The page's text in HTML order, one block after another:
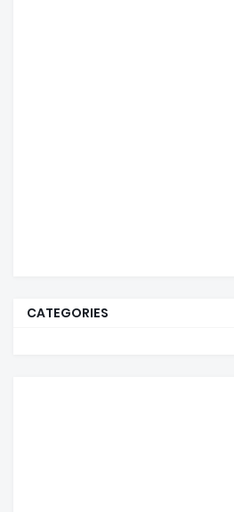
CATEGORIES